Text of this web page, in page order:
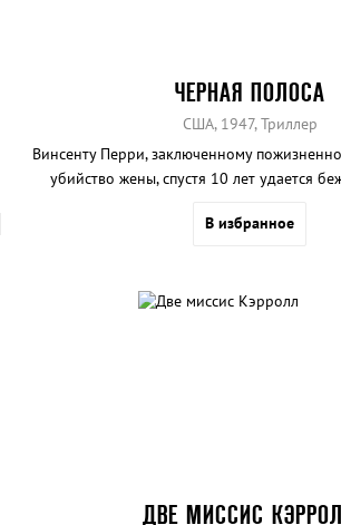
ЧЕРНАЯ ПОЛОСА
США, 1947, Триллер
Винсенту Перри, заключенному
убийство жены, спустя 10 лет удается
В избранное
ДВЕ МИССИС